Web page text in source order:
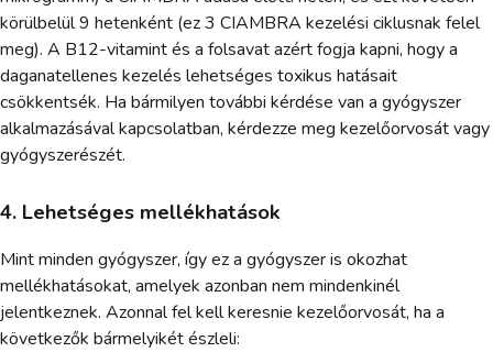
körülbelül 9 hetenként (ez 3 CIAMBRA kezelési ciklusnak felel
meg). A B12-vitamint és a folsavat azért fogja kapni, hogy a
daganatellenes kezelés lehetséges toxikus hatásait
csökkentsék. Ha bármilyen további kérdése van a gyógyszer
alkalmazásával kapcsolatban, kérdezze meg kezelőorvosát vagy
gyógyszerészét.
4. Lehetséges mellékhatások
Mint minden gyógyszer, így ez a gyógyszer is okozhat
mellékhatásokat, amelyek azonban nem mindenkinél
jelentkeznek. Azonnal fel kell keresnie kezelőorvosát, ha a
következők bármelyikét észleli: